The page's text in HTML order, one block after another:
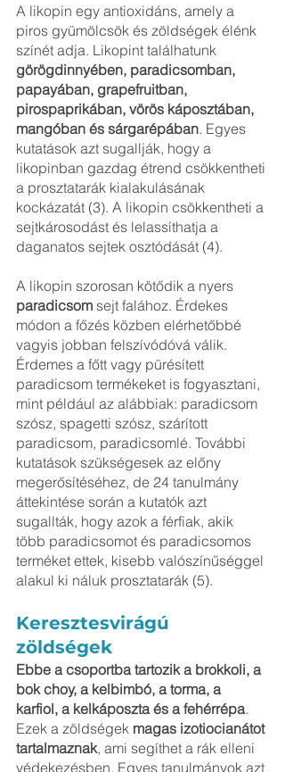
A likopin egy antioxidáns, amely a
piros gyümölcsök és zöldségek élénk
színét adja. Likopint találhatunk
görögdinnyében, paradicsomban,
papayában, grapefruitban,
pirospaprikában, vörös káposztában,
mangóban és sárgarépában. Egyes
kutatások azt sugallják, hogy a
likopinban gazdag étrend csökkentheti
a prosztatarák kialakulásának
kockázatát (3). A likopin csökkentheti a
sejtkárosodást és lelassíthatja a
daganatos sejtek osztódását (4).
A likopin szorosan kötődik a nyers
paradicsom sejt falához. Érdekes
módon a főzés közben elérhetőbbé
vagyis jobban felszívódóvá válik.
Érdemes a főtt vagy pürésített
paradicsom termékeket is fogyasztani,
mint például az alábbiak: paradicsom
szósz, spagetti szósz, szárított
paradicsom, paradicsomlé. További
kutatások szükségesek az előny
megerősítéséhez, de 24 tanulmány
áttekintése során a kutatók azt
sugallták, hogy azok a férfiak, akik
több paradicsomot és paradicsomos
terméket ettek, kisebb valószínűséggel
alakul ki náluk prosztatarák (5).
Keresztesvirágú
zöldségek
Ebbe a csoportba tartozik a brokkoli, a
bok choy, a kelbimbó, a torma, a
karfiol, a kelkáposzta és a fehérrépa.
Ezek a zöldségek magas izotiocianátot
tartalmaznak, ami segíthet a rák elleni
védekezésben. Egyes tanulmányok azt